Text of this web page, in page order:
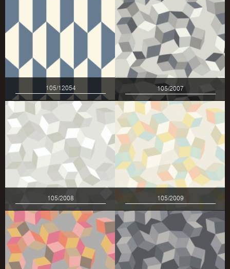
105/12054 105/2007
105/2008 105/2009